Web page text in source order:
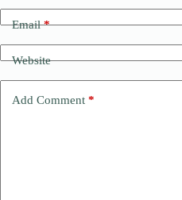
Email*
Website
Add Comment *